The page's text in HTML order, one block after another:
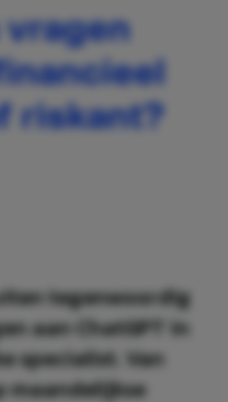
riskant?
tegenwoordig
aan ChatGPT in
specialist. Van
maandelijkse